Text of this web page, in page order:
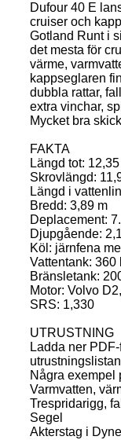
Dufour 40 E
cruiser och
Gotland Runt i
det mesta för
värme,
kappseglaren
dubbla rattar,
extra vinchar,
Mycket bra
FAKTA
Längd tot:
Skrovlängd:
Längd i
Bredd: 3,89 m
Deplacement:
Djupgående:
Köl: järnfena
Vattentank: 360
Bränsletank:
Motor: Volvo
SRS: 1,330
UTRUSTNING
Ladda ner
Några exempel
Varmvatten,
Trespridarigg,
Segel
Akterstag i